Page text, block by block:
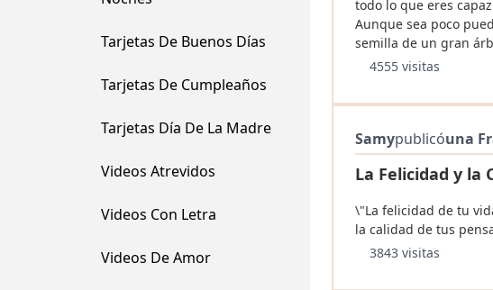
Tarjetas De Buenos Días
Tarjetas De Cumpleaños
Tarjetas Día De La Madre
Videos Atrevidos
Videos Con Letra
Videos De Amor
todo lo que eres
Aunque sea poco
semilla de un gran
4555 visitas
Samypublicóuna
La Felicidad y la
\"La felicidad de tu
la calidad de tus
3843 visitas